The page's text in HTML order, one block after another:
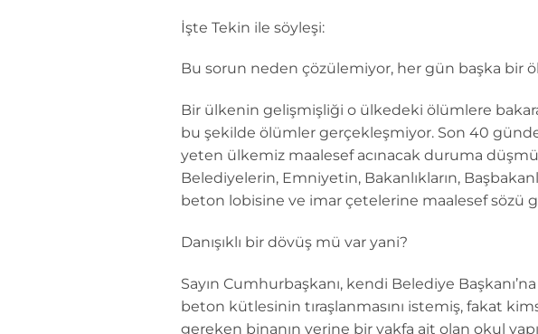
İşte Tekin ile söyleşi:
Bu sorun neden çözülemiyor, her gün başka bir
Bir ülkenin gelişmişliği o ülkedeki ölümlere
bu şekilde ölümler gerçekleşmiyor. Son 40
yeten ülkemiz maalesef acınacak duruma
Belediyelerin, Emniyetin, Bakanlıkların,
beton lobisine ve imar çetelerine maalesef sözü
Danışıklı bir dövüş mü var yani?
Sayın Cumhurbaşkanı, kendi Belediye
beton kütlesinin tıraşlanmasını istemiş, fakat
gereken binanın yerine bir vakfa ait olan okul